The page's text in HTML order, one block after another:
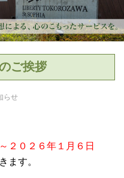
ご挨拶
らせ
２０２６年１月６日
ます。